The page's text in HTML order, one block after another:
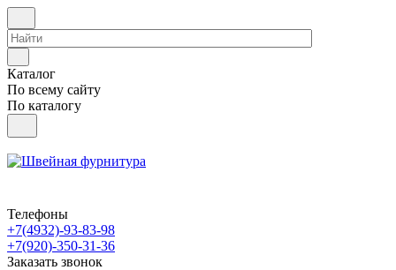
Каталог
По всему сайту
По каталогу
Телефоны
+7(4932)-93-83-98
+7(920)-350-31-36
Заказать звонок